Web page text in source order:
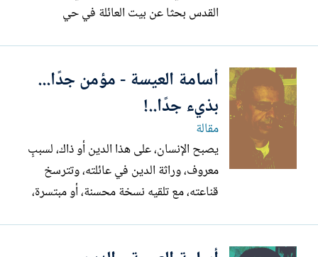
القدس بحثا عن بيت العائلة في حي
"البحث عن فاطمة"، التي صدرت بعدة لغات
ولم تترجم حتى تاريخه الى العربية. وفاطمة
هذه امرأة من قرية المالحة...
أسامة العيسة - مؤمن جدًا...
بذيء جدًا..!
مقالة
يصبح الإنسان، على هذا الدين أو ذاك، لسببٍ
معروف، وراثة الدين في عائلته، وتترسخ
قناعته، مع تلقيه نسخة محسنة، أو مبتسرة،